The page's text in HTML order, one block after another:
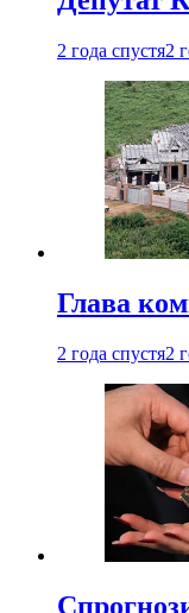
2 года спустя2
Глава
2 года спустя2